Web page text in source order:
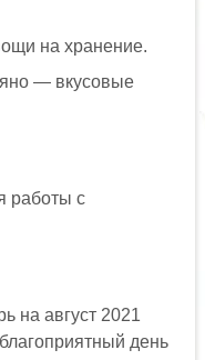
на хранение.
— вкусовые
работы с
на август 2021
день